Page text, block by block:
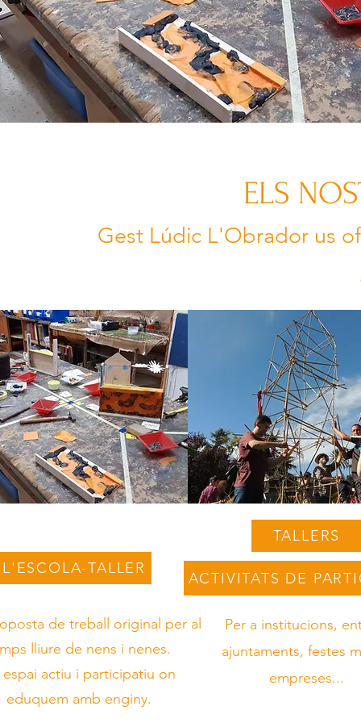
ELS
Gest Lúdic L'Obrador us
L'ESCOLA-TALLER
de treball original per al
lliure de nens i nenes.
espai actiu i participatiu on
eduquem amb enginy.
TALLERS
ACTIVITATS DE
Per a institucions,
ajuntaments, festes
empreses...